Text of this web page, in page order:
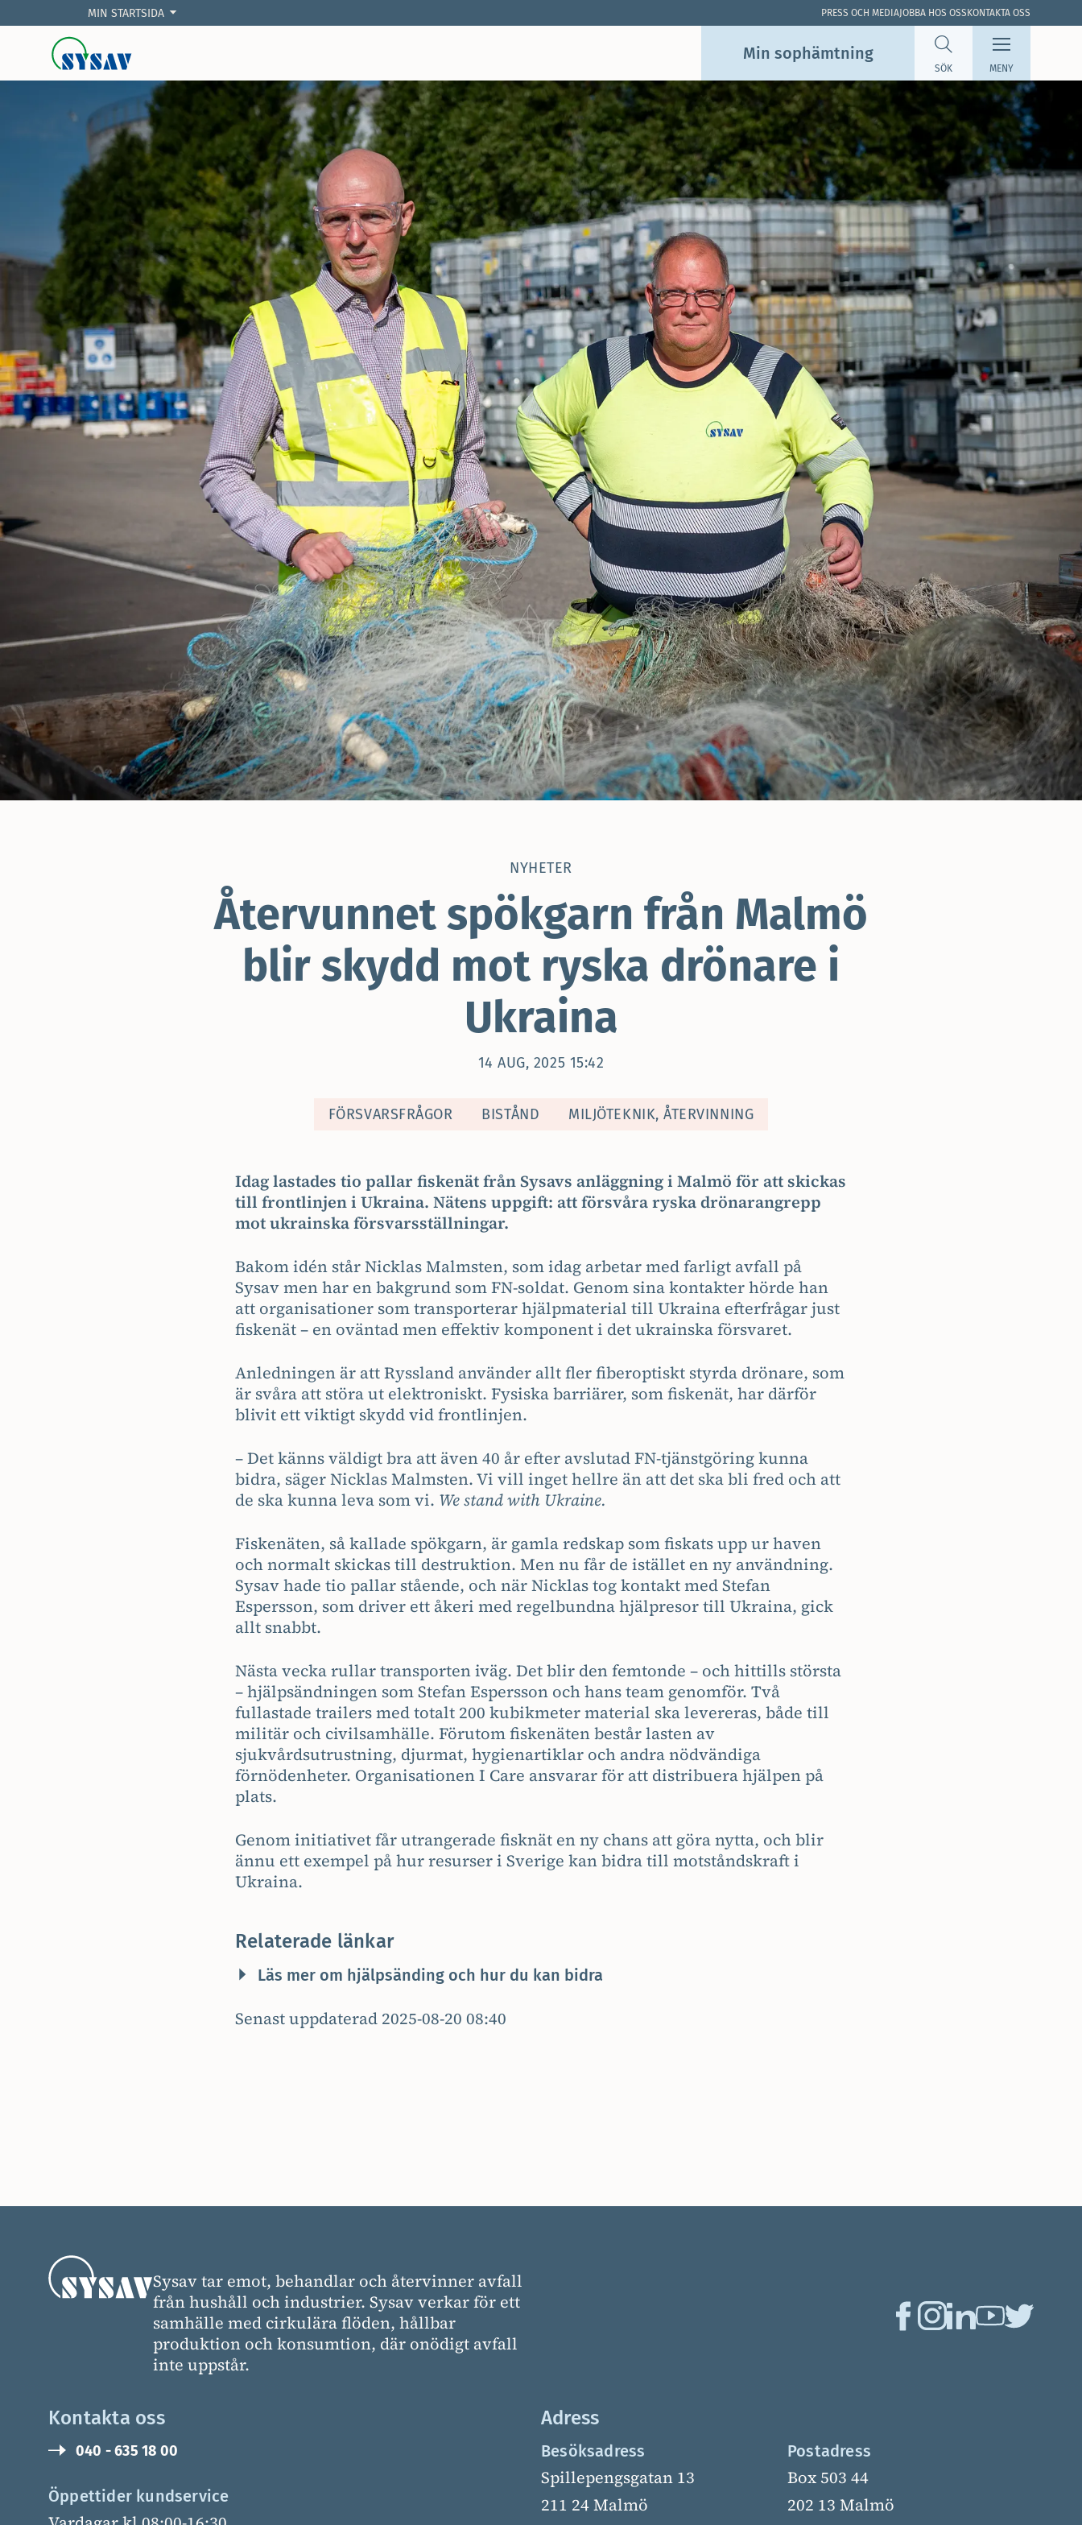
Min sop­hämtning
SÖK MENY
MIN STARTSIDA PRESS OCH MEDIA JOBBA HOS OSS KONTAKTA OSS
NYHETER
Återvunnet spökgarn från Malmö
blir skydd mot ryska drönare i
Ukraina
14 AUG, 2025 15:42
FÖRSVARSFRÅGOR BISTÅND MILJÖTEKNIK, ÅTERVINNING
Idag lastades tio pallar fiskenät från Sysavs anläggning i Malmö för att skickas
till frontlinjen i Ukraina. Nätens uppgift: att försvåra ryska drönarangrepp
mot ukrainska försvarsställningar.
Bakom idén står Nicklas Malmsten, som idag arbetar med farligt avfall på
Sysav men har en bakgrund som FN-soldat. Genom sina kontakter hörde han
att organisationer som transporterar hjälpmaterial till Ukraina efterfrågar just
fiskenät – en oväntad men effektiv komponent i det ukrainska försvaret.
Anledningen är att Ryssland använder allt fler fiberoptiskt styrda drönare, som
är svåra att störa ut elektroniskt. Fysiska barriärer, som fiskenät, har därför
blivit ett viktigt skydd vid frontlinjen.
– Det känns väldigt bra att även 40 år efter avslutad FN-tjänstgöring kunna
bidra, säger Nicklas Malmsten. Vi vill inget hellre än att det ska bli fred och att
de ska kunna leva som vi. We stand with Ukraine.
Fiskenäten, så kallade spökgarn, är gamla redskap som fiskats upp ur haven
och normalt skickas till destruktion. Men nu får de istället en ny användning.
Sysav hade tio pallar stående, och när Nicklas tog kontakt med Stefan
Espersson, som driver ett åkeri med regelbundna hjälpresor till Ukraina, gick
allt snabbt.
Nästa vecka rullar transporten iväg. Det blir den femtonde – och hittills största
– hjälpsändningen som Stefan Espersson och hans team genomför. Två
fullastade trailers med totalt 200 kubikmeter material ska levereras, både till
militär och civilsamhälle. Förutom fiskenäten består lasten av
sjukvårdsutrustning, djurmat, hygienartiklar och andra nödvändiga
förnödenheter. Organisationen I Care ansvarar för att distribuera hjälpen på
plats.
Genom initiativet får utrangerade fisknät en ny chans att göra nytta, och blir
ännu ett exempel på hur resurser i Sverige kan bidra till motståndskraft i
Ukraina.
Relaterade länkar
Läs mer om hjälpsänding och hur du kan bidra
Senast uppdaterad 2025-08-20 08:40
Sysav tar emot, behandlar och återvinner avfall
från hushåll och industrier. Sysav verkar för ett
samhälle med cirkulära flöden, hållbar
produktion och konsumtion, där onödigt avfall
inte uppstår.
Kontakta oss
040 - 635 18 00
Öppettider kundservice
Adress
Besöksadress
Spillepengsgatan 13
211 24 Malmö
Postadress
Box 503 44
202 13 Malmö